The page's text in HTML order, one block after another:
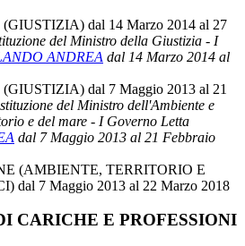
(GIUSTIZIA) dal 14 Marzo 2014 al 27
del Ministro della Giustizia - I
ANDREA dal 14 Marzo 2014 al
(GIUSTIZIA) dal 7 Maggio 2013 al 21
del Ministro dell'Ambiente e
e del mare - I Governo Letta
dal 7 Maggio 2013 al 21 Febbraio
(AMBIENTE, TERRITORIO E
dal 7 Maggio 2013 al 22 Marzo 2018
CARICHE E PROFESSIONI